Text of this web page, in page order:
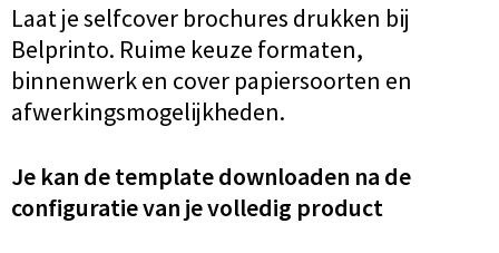
Laat je selfcover brochures drukken bij
Belprinto. Ruime keuze formaten,
binnenwerk en cover papiersoorten en
afwerkingsmogelijkheden.
Je kan de template downloaden na de
configuratie van je volledig product